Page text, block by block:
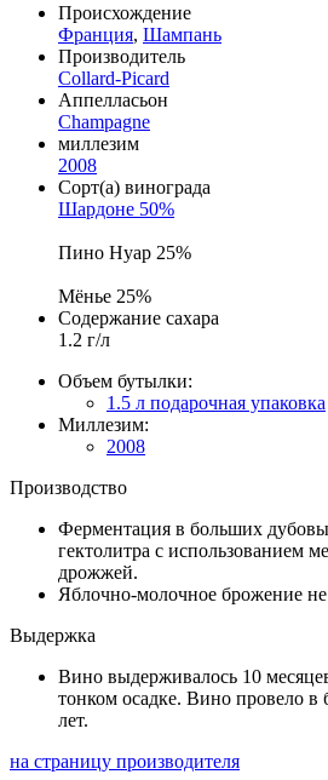
Происхождение
Франция, Шампань
Производитель
Collard-Picard
Аппелласьон
Champagne
миллезим
2008
Сорт(а) винограда
Шардоне 50%
Пино Нуар 25%
Мёнье 25%
Содержание сахара
1.2 г/л
Объем бутылки:
1.5 л подарочная упаковка
Миллезим:
2008
Производство
Ферментация в больших
гектолитра с использованием
дрожжей.
Яблочно-молочное брожение
Выдержка
Вино выдерживалось 10
тонком осадке. Вино провело в
лет.
на страницу производителя